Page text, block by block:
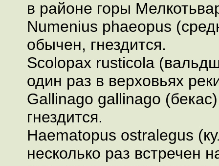
в районе горы
Numenius phaeopus
обычен, гнездится.
Scolopax rusticola
один раз в верховьях
Gallinago gallinago
гнездится.
Haematopus ostralegus
несколько раз встречен